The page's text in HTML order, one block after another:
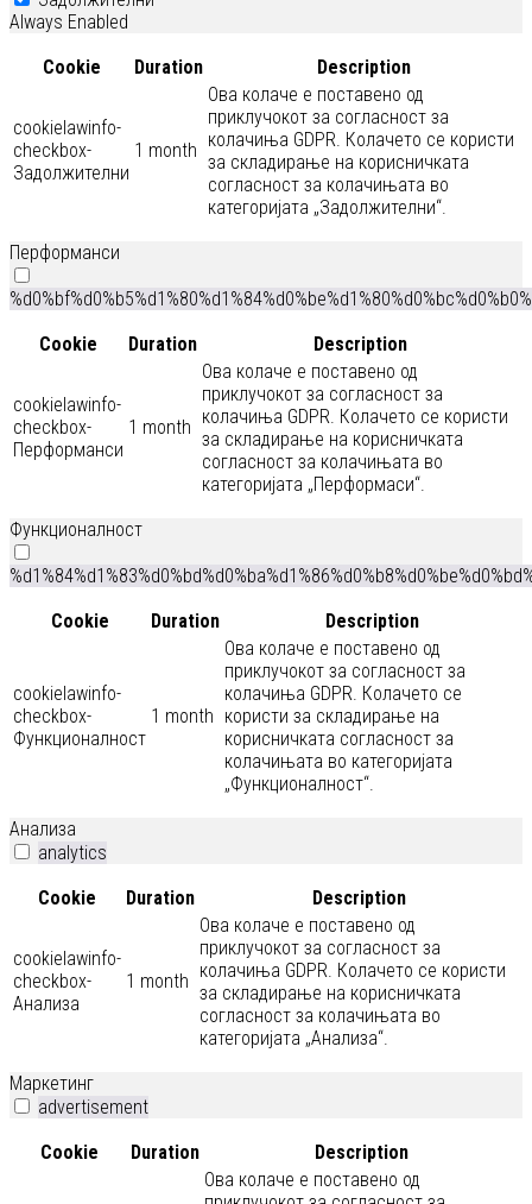
Always Enabled
Cookie
Duration Description
cookielawinfo-
checkbox-
Задолжителни
1 month
Ова колаче е поставено од
приклучокот за согласност за
колачиња GDPR. Колачето се користи
за складирање на корисничката
согласност за колачињата во
категоријата „Задолжителни“.
Перформанси
Cookie
Duration Description
cookielawinfo-
checkbox-
Перформанси
1 month
Ова колаче е поставено од
приклучокот за согласност за
колачиња GDPR. Колачето се користи
за складирање на корисничката
согласност за колачињата во
категоријата „Перформаси“.
Функционалност
Cookie
Duration Description
cookielawinfo-
checkbox-
Функционалност
1 month
Ова колаче е поставено од
приклучокот за согласност за
колачиња GDPR. Колачето се
користи за складирање на
корисничката согласност за
колачињата во категоријата
„Функционалност“.
Анализа
analytics
Cookie
Duration Description
cookielawinfo-
checkbox-
Анализа
1 month
Ова колаче е поставено од
приклучокот за согласност за
колачиња GDPR. Колачето се користи
за складирање на корисничката
согласност за колачињата во
категоријата „Анализа“.
Маркетинг
advertisement
Cookie
Duration Description
Ова колаче е поставено од